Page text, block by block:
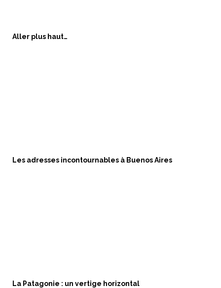
Aller plus haut…
Les adresses incontournables à Buenos Aires
La Patagonie : un vertige horizontal